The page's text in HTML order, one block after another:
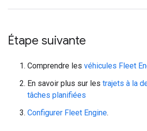
Étape suivante
Comprendre les véhicules Fleet
En savoir plus sur les trajets à la
tâches planifiées
Configurer Fleet Engine.